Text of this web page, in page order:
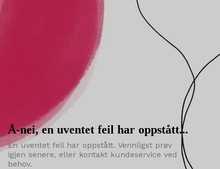
Å-nei, en uventet feil har oppstått...
En uventet feil har oppstått. Vennligst prøv
igjen senere, eller kontakt kundeservice ved
behov.